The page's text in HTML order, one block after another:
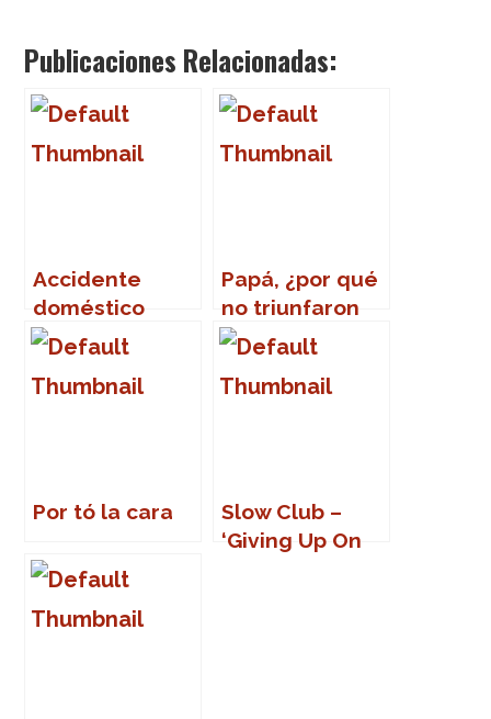
Publicaciones Relacionadas:
Accidente
doméstico
favorito
Papá, ¿por qué
no triunfaron
LOVE?
Por tó la cara
Slow Club –
‘Giving Up On